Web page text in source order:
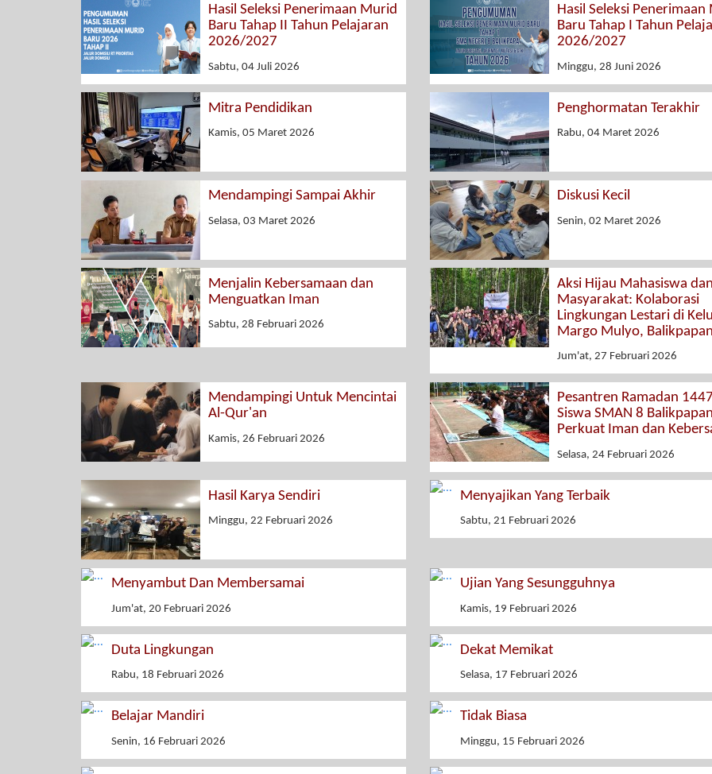
Hasil Seleksi Penerimaan Murid
Baru Tahap II Tahun Pelajaran
2026/2027
Sabtu, 04 Juli 2026
Hasil Seleksi Penerimaan
Baru Tahap I Tahun
2026/2027
Minggu, 28 Juni 2026
Mitra Pendidikan
Kamis, 05 Maret 2026
Penghormatan Terakhir
Rabu, 04 Maret 2026
Mendampingi Sampai Akhir
Selasa, 03 Maret 2026
Diskusi Kecil
Senin, 02 Maret 2026
Menjalin Kebersamaan dan
Menguatkan Iman
Sabtu, 28 Februari 2026
Aksi Hijau Mahasiswa dan
Masyarakat: Kolaborasi
Lingkungan Lestari di
Margo Mulyo, Balikpapan
Jum'at, 27 Februari 2026
Mendampingi Untuk Mencintai
Al-Qur'an
Kamis, 26 Februari 2026
Pesantren Ramadan
Siswa SMAN 8 Balikpapan
Perkuat Iman dan
Selasa, 24 Februari 2026
Hasil Karya Sendiri
Minggu, 22 Februari 2026
Menyajikan Yang Terbaik
Sabtu, 21 Februari 2026
Menyambut Dan Membersamai
Jum'at, 20 Februari 2026
Ujian Yang Sesungguhnya
Kamis, 19 Februari 2026
Duta Lingkungan
Rabu, 18 Februari 2026
Dekat Memikat
Selasa, 17 Februari 2026
Belajar Mandiri
Senin, 16 Februari 2026
Tidak Biasa
Minggu, 15 Februari 2026